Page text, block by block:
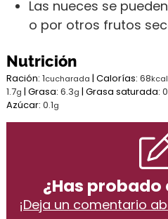
Las nueces se
o por otros frutos
Nutrición
Ración:1cucharada |Calorías:68kcal
1.7g |Grasa:6.3g |Grasa saturada:
Azúcar:0.1g
¿Has
¡Deja un comentario